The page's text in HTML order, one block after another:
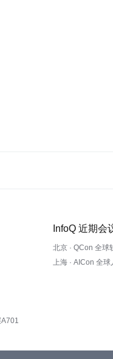
InfoQ 近期会
北京 · QCon 全
上海 · AICon 全